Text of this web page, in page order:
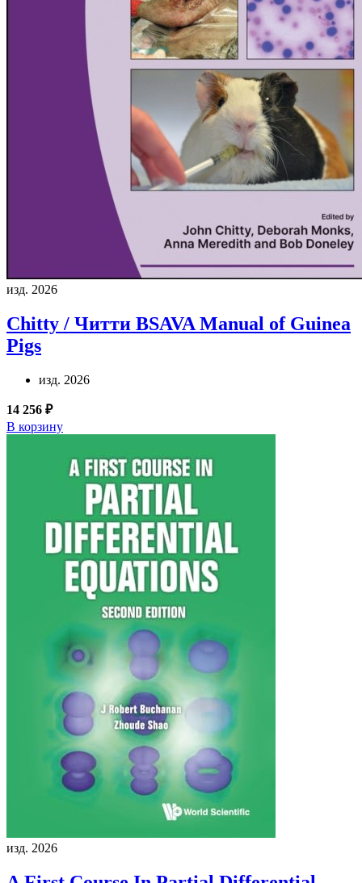
изд. 2026
Chitty / Читти BSAVA Manual of Guinea
Pigs
изд. 2026
14 256 ₽
В корзину
изд. 2026